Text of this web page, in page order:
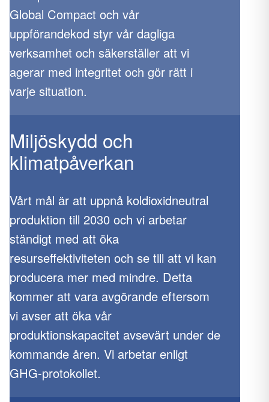
Global Compact och vår
uppförandekod styr vår dagliga
verksamhet och säkerställer att vi
agerar med integritet och gör rätt i
varje situation.
Miljöskydd och
klimatpåverkan
Vårt mål är att uppnå koldioxidneutral
produktion till 2030 och vi arbetar
ständigt med att öka
resurseffektiviteten och se till att vi kan
producera mer med mindre. Detta
kommer att vara avgörande eftersom
vi avser att öka vår
produktionskapacitet avsevärt under de
kommande åren. Vi arbetar enligt
GHG-protokollet.